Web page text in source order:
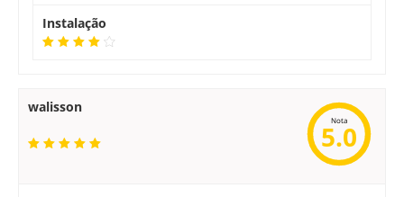
Instalação
walisson
Nota
5.0